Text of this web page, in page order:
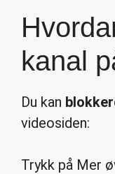
kanal
Du kan
videosiden:
Trykk på Mer